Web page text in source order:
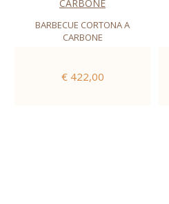
BARBECUE CORTONA A
CARBONE
€ 422,00